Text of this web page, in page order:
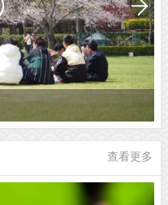
查看更多